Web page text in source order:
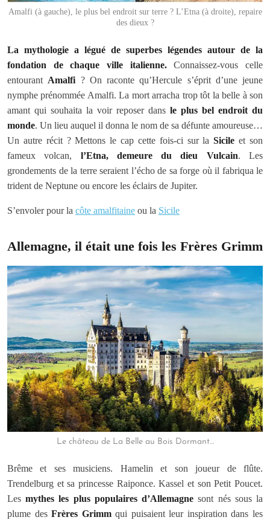
Amalfi (à gauche), le plus bel endroit sur terre ? L’Etna (à droite), repaire
des dieux ?
La mythologie a légué de superbes légendes autour de la
fondation de chaque ville italienne.Connaissez-vous celle
entourant Amalfi ? On raconte qu’Hercule s’éprit d’une jeune
nymphe prénommée Amalfi. La mort arracha trop tôt la belle à son
amant qui souhaita la voir reposer dans le plus bel endroit du
monde. Un lieu auquel il donna le nom de sa défunte amoureuse…
Un autre récit ? Mettons le cap cette fois-ci sur laSicile et son
fameux volcan, l’Etna, demeure du dieu Vulcain. Les
grondements de la terre seraient l’écho de sa forge où il fabriqua le
trident de Neptune ou encore les éclairs de Jupiter.
S’envoler pour la côte amalfitaine ou la Sicile
Allemagne, il était une fois les Frères Grimm
Le château de La Belle au Bois Dormant…
Brême et ses musiciens. Hamelin et son joueur de flûte.
Trendelburg et sa princesse Raiponce. Kassel et son Petit Poucet.
Lesmythes les plus populaires d’Allemagne sont nés sous la
plume desFrères Grimmqui puisaient leur inspiration dans les